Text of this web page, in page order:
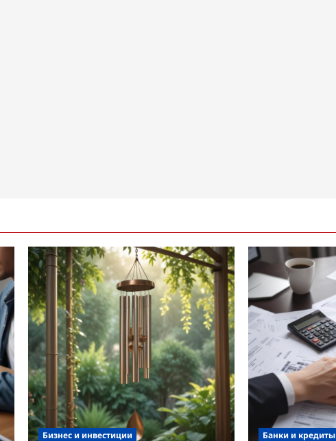
Бизнес и инвестиции Банки и кредиты